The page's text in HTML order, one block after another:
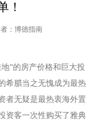
！
：博德指南
”的房产价格和巨大投
希腊当之无愧成为最热
者无疑是最热衷海外置
资客一次性购买了雅典